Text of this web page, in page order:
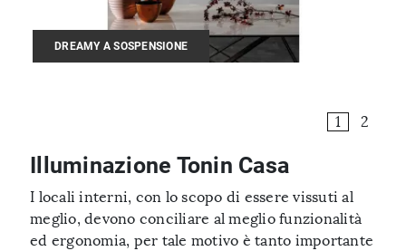
DREAMY A SOSPENSIONE
1 2
Illuminazione Tonin Casa
I locali interni, con lo scopo di essere vissuti al
meglio, devono conciliare al meglio funzionalità
ed ergonomia, per tale motivo è tanto importante